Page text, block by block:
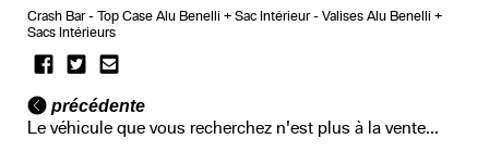
Crash Bar Top Case Alu Benelli + Sac Intérieur
Valises Alu Benelli +
Sacs Intérieurs
précédente
Le véhicule que vous recherchez n'est plus à la vente...